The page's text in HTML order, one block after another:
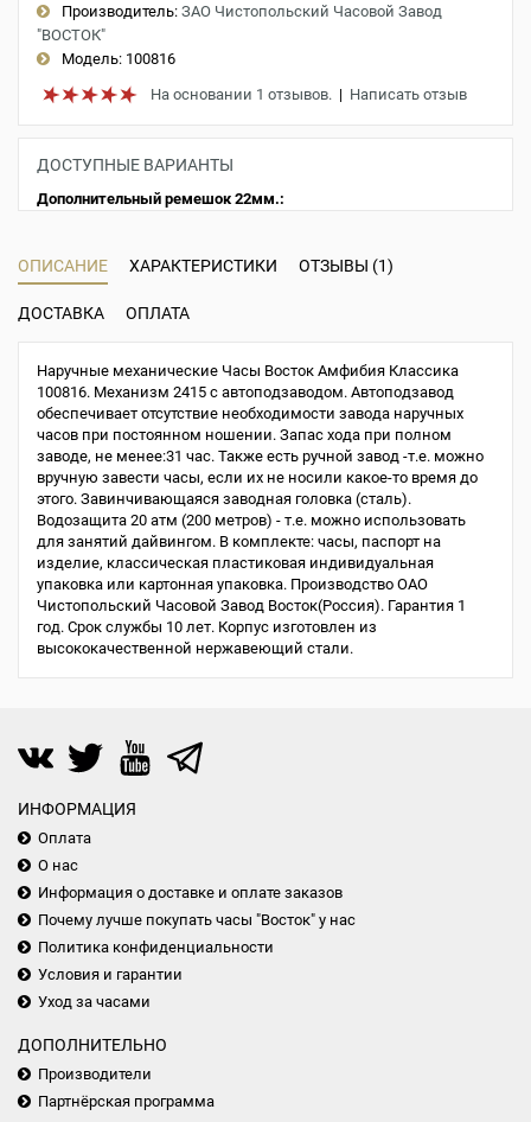
Производитель: ЗАО Чистопольский Часовой Завод
"ВОСТОК"
Модель: 100816
На основании 1 отзывов. | Написать отзыв
ДОСТУПНЫЕ ВАРИАНТЫ
Дополнительный ремешок 22мм.:
ОПИСАНИЕ ХАРАКТЕРИСТИКИ ОТЗЫВЫ (1)
ДОСТАВКА ОПЛАТА
Наручные механические Часы Восток Амфибия Классика
100816. Механизм 2415 с автоподзаводом. Автоподзавод
обеспечивает отсутствие необходимости завода наручных
часов при постоянном ношении. Запас хода при полном
заводе, не менее:31 час. Также есть ручной завод -т.е. можно
вручную завести часы, если их не носили какое-то время до
этого. Завинчивающаяся заводная головка (сталь).
Водозащита 20 атм (200 метров) - т.е. можно использовать
для занятий дайвингом. В комплекте: часы, паспорт на
изделие, классическая пластиковая индивидуальная
упаковка или картонная упаковка. Производство ОАО
Чистопольский Часовой Завод Восток(Россия). Гарантия 1
год. Срок службы 10 лет. Корпус изготовлен из
высококачественной нержавеющий стали.
ИНФОРМАЦИЯ
Оплата
О нас
Информация о доставке и оплате заказов
Почему лучше покупать часы "Восток" у нас
Политика конфиденциальности
Условия и гарантии
Уход за часами
ДОПОЛНИТЕЛЬНО
Производители
Партнёрская программа